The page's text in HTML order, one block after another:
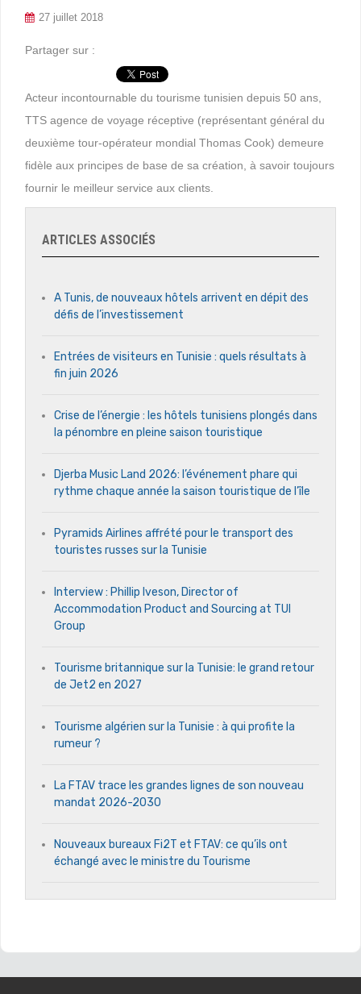
27 juillet 2018
Partager sur :
Acteur incontournable du tourisme tunisien depuis 50 ans,
TTS agence de voyage réceptive (représentant général du
deuxième tour-opérateur mondial Thomas Cook) demeure
fidèle aux principes de base de sa création, à savoir toujours
fournir le meilleur service aux clients.
ARTICLES ASSOCIÉS
A Tunis, de nouveaux hôtels arrivent en dépit des
défis de l’investissement
Entrées de visiteurs en Tunisie : quels résultats à
fin juin 2026
Crise de l’énergie : les hôtels tunisiens plongés dans
la pénombre en pleine saison touristique
Djerba Music Land 2026: l’événement phare qui
rythme chaque année la saison touristique de l’île
Pyramids Airlines affrété pour le transport des
touristes russes sur la Tunisie
Interview : Phillip Iveson, Director of
Accommodation Product and Sourcing at TUI
Group
Tourisme britannique sur la Tunisie: le grand retour
de Jet2 en 2027
Tourisme algérien sur la Tunisie : à qui profite la
rumeur ?
La FTAV trace les grandes lignes de son nouveau
mandat 2026-2030
Nouveaux bureaux Fi2T et FTAV: ce qu’ils ont
échangé avec le ministre du Tourisme